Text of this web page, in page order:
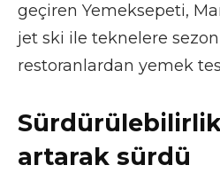
geçiren Yemeksepeti,
jet ski ile teknelere sezon
restoranlardan yemek
Sürdürülebilirlik
artarak sürdü